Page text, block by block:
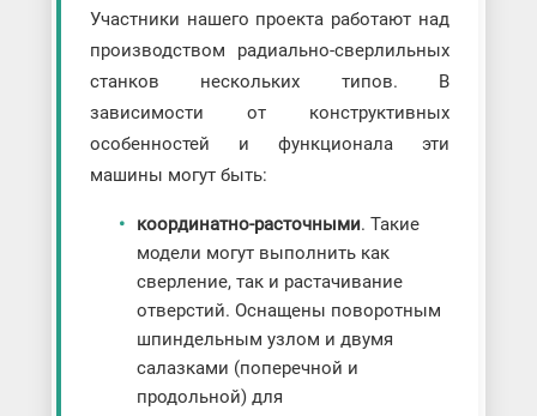
Участники нашего проекта работают над
производством радиально-сверлильных
станков нескольких типов. В
зависимости от конструктивных
особенностей и функционала эти
машины могут быть:
координатно-расточными. Такие
модели могут выполнить как
сверление, так и растачивание
отверстий. Оснащены поворотным
шпиндельным узлом и двумя
салазками (поперечной и
продольной) для